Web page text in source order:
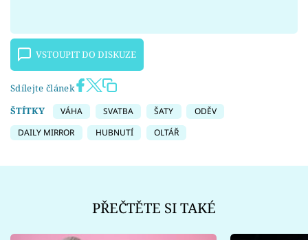
VSTOUPIT DO DISKUZE
Sdílejte článek
ŠTÍTKY
VÁHA SVATBA ŠATY
ODĚV
DAILY MIRROR
HUBNUTÍ OLTÁŘ
PŘEČTĚTE SI TAKÉ